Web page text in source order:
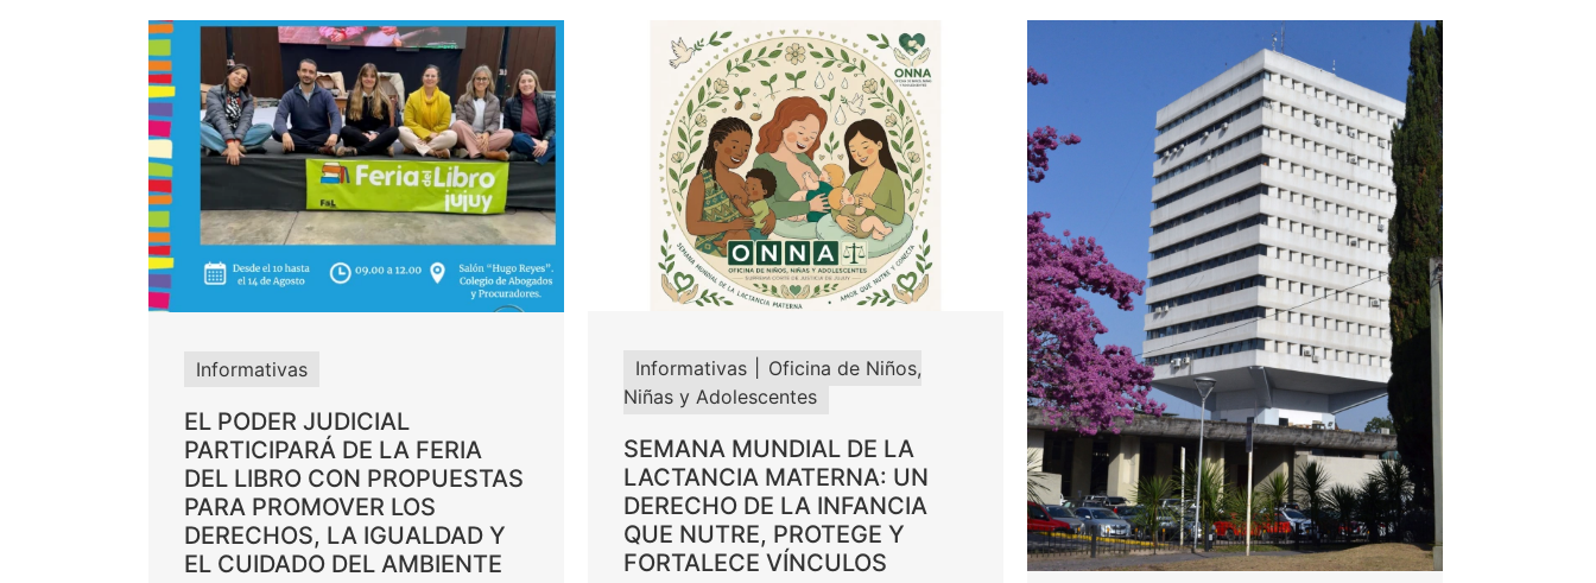
Informativas
EL PODER JUDICIAL
PARTICIPARÁ DE LA FERIA
DEL LIBRO CON PROPUESTAS
PARA PROMOVER LOS
DERECHOS, LA IGUALDAD Y
EL CUIDADO DEL AMBIENTE
Informativas
Oficina de Niños,
Niñas y Adolescentes
SEMANA MUNDIAL DE LA
LACTANCIA MATERNA: UN
DERECHO DE LA INFANCIA
QUE NUTRE, PROTEGE Y
FORTALECE VÍNCULOS